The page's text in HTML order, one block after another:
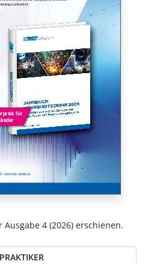
4 (2026) erschienen.